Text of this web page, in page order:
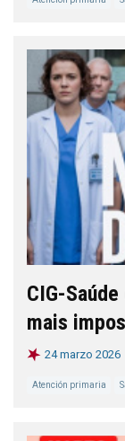
CIG-
mais
24 marzo 2026
Atención primaria